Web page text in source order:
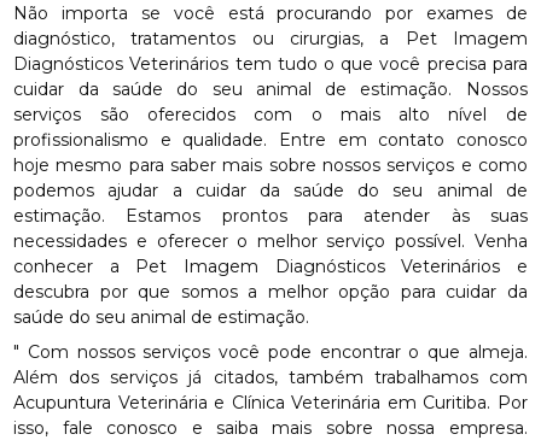
Não importa se você está procurando por exames de
diagnóstico, tratamentos ou cirurgias, a Pet Imagem
Diagnósticos Veterinários tem tudo o que você precisa para
cuidar da saúde do seu animal de estimação. Nossos
serviços são oferecidos com o mais alto nível de
profissionalismo e qualidade. Entre em contato conosco
hoje mesmo para saber mais sobre nossos serviços e como
podemos ajudar a cuidar da saúde do seu animal de
estimação. Estamos prontos para atender às suas
necessidades e oferecer o melhor serviço possível. Venha
conhecer a Pet Imagem Diagnósticos Veterinários e
descubra por que somos a melhor opção para cuidar da
saúde do seu animal de estimação.
" Com nossos serviços você pode encontrar o que almeja.
Além dos serviços já citados, também trabalhamos com
Acupuntura Veterinária e Clínica Veterinária em Curitiba. Por
isso, fale conosco e saiba mais sobre nossa empresa.